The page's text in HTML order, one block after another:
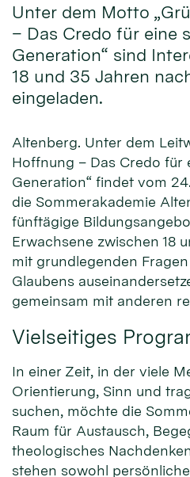
Unter dem Motto
– Das Credo für eine
Generation“ sind
18 und 35 Jahren
eingeladen.
Altenberg. Unter dem
Hoffnung – Das Credo für
Generation“ findet vom
die Sommerakademie
fünftägige
Erwachsene zwischen 18
mit grundlegenden
Glaubens
gemeinsam mit anderen
Vielseitiges
In einer Zeit, in der viele
Orientierung, Sinn und
suchen, möchte die
Raum für Austausch,
theologisches
stehen sowohl